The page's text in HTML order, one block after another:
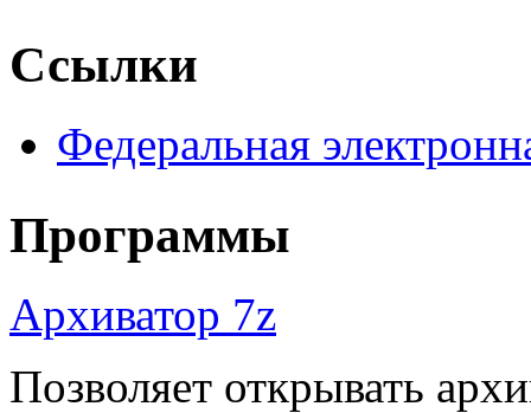
Ссылки
Федеральная
Программы
Архиватор 7z
Позволяет открывать